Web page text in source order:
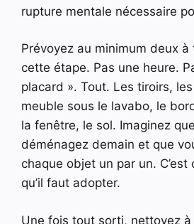
rupture mentale nécessaire
Prévoyez au minimum deux
cette étape. Pas une heure.
placard ». Tout. Les tiroirs,
meuble sous le lavabo, le
la fenêtre, le sol. Imaginez
déménagez demain et que
chaque objet un par un. C’est
qu’il faut adopter.
Une fois tout sorti, nettoyez